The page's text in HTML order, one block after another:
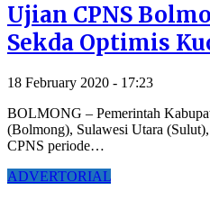
Ujian CPNS
Sekda Optimis
18 February 2020 - 17:23
BOLMONG – Pemerintah
(Bolmong), Sulawesi Utara
CPNS periode…
ADVERTORIAL